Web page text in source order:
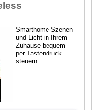
Smarthome-Szenen
und Licht in Ihrem
Zuhause bequem
per Tastendruck
steuern